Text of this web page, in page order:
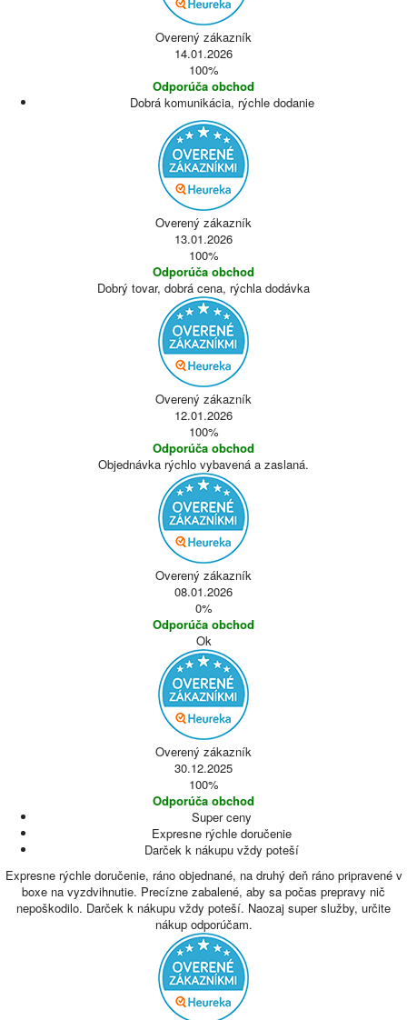
Overený zákazník
14.01.2026
100%
Odporúča obchod
Dobrá komunikácia, rýchle dodanie
Overený zákazník
13.01.2026
100%
Odporúča obchod
Dobrý tovar, dobrá cena, rýchla dodávka
Overený zákazník
12.01.2026
100%
Odporúča obchod
Objednávka rýchlo vybavená a zaslaná.
Overený zákazník
08.01.2026
0%
Odporúča obchod
Ok
Overený zákazník
30.12.2025
100%
Odporúča obchod
Super ceny
Expresne rýchle doručenie
Darček k nákupu vždy poteší
Expresne rýchle doručenie, ráno objednané, na druhý deň ráno pripravené v
boxe na vyzdvihnutie. Precízne zabalené, aby sa počas prepravy nič
nepoškodilo. Darček k nákupu vždy poteší. Naozaj super služby, určite
nákup odporúčam.